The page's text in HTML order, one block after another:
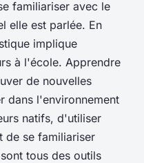
familiariser avec le
elle est parlée. En
implique
à l'école. Apprendre
de nouvelles
dans l'environnement
natifs, d'utiliser
de se familiariser
tous des outils